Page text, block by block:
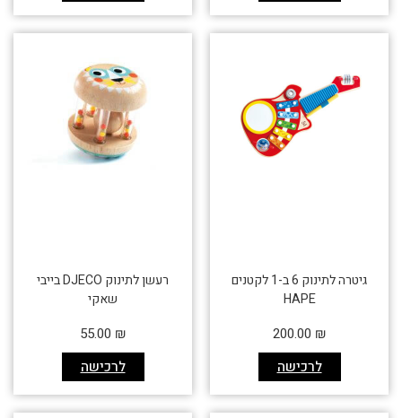
גיטרה לתינוק 6 ב-1 לקטנים
HAPE
לרכישה
200.00 ₪
רעשן לתינוק DJECO בייבי
שאקי
לרכישה
55.00 ₪